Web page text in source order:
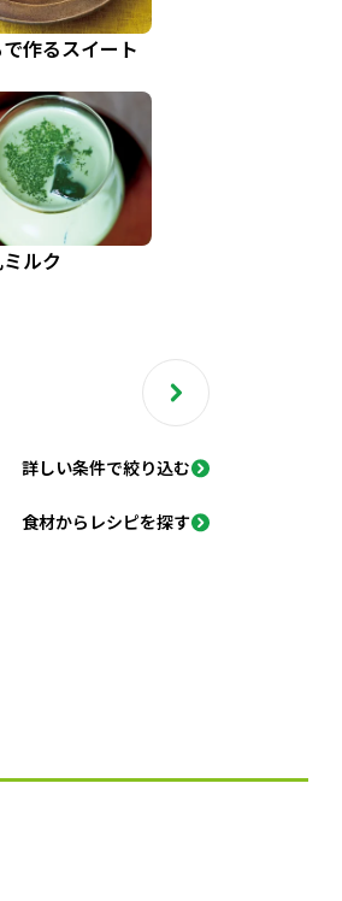
作るスイート
ルク
詳しい条件で絞り込む
食材からレシピを探す